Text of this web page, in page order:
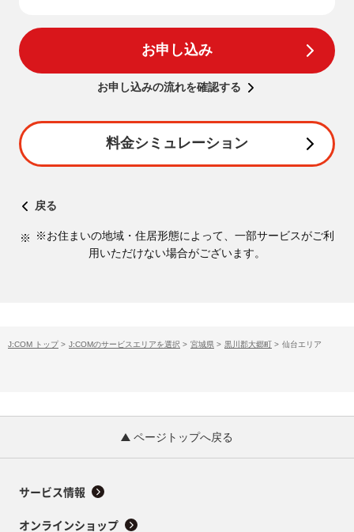
お申し込み
お申し込みの流れを確認する
料金シミュレーション
戻る
※お住まいの地域・住居形態によって、一部サービスがご利
用いただけない場合がございます。
J:COM トップ > J:COMのサービスエリアを選択 > 宮城県 > 黒川郡大郷町 > 仙台エリア
ページトップへ戻る
サービス情報
オンラインショップ